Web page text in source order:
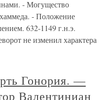
- Могущество
- Положение
632-1149 г.н.э.
не изменил характера
Гонория. —
Валентиниан